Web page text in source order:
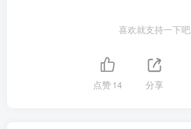
喜欢就支持一下吧
点赞14 分享